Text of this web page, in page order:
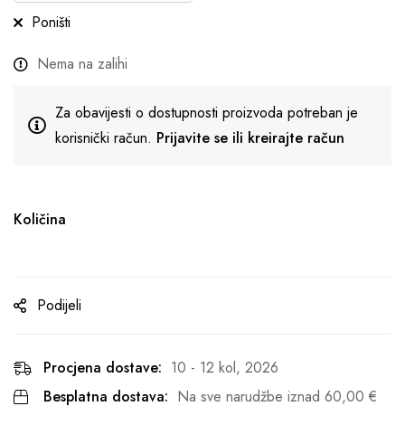
Poništi
Nema na zalihi
Za obavijesti o dostupnosti proizvoda potreban je
korisnički račun. Prijavite se ili kreirajte račun
Količina
Podijeli
Procjena dostave: 10 - 12 kol, 2026
Besplatna dostava: Na sve narudžbe iznad 60,00 €